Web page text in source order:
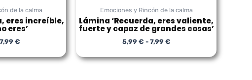
de la calma
eres increíble,
eres’
7,99€
5,99 €
hasta
7,99 €
Emociones y Rincón de la calma
Lámina ‘Recuerda, eres valiente,
fuerte y capaz de grandes cosas’
5,99€ - 7,99€
5,99 €
hasta
7,99 €